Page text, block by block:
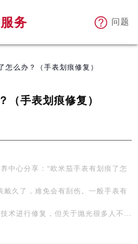
务 问题
怎么办？（手表划痕修复）
（手表划痕修复）
中心分享："欧米茄手表有划痕了怎
戴久了，难免会有刮伤。一般手表有
术进行修复，但关于抛光很多人不